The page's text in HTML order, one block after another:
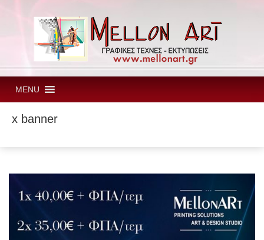
MENU
x banner